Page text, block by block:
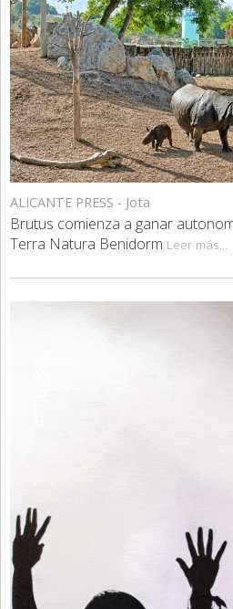
ALICANTE PRESS - Jota
Brutus comienza a ganar
Terra Natura Benidorm Leer más...